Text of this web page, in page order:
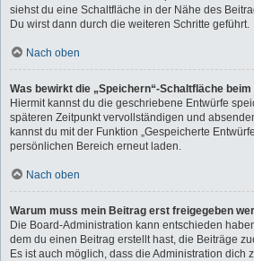
siehst du eine Schaltfläche in der Nähe des
Du wirst dann durch die weiteren Schritte geführt.
Nach oben
Was bewirkt die „Speichern“-Schaltfläche
Hiermit kannst du die geschriebene Entwürfe
späteren Zeitpunkt vervollständigen und
kannst du mit der Funktion „Gespeicherte
persönlichen Bereich erneut laden.
Nach oben
Warum muss mein Beitrag erst freigegeben
Die Board-Administration kann entschieden
dem du einen Beitrag erstellt hast, die Beiträge
Es ist auch möglich, dass die Administration dich